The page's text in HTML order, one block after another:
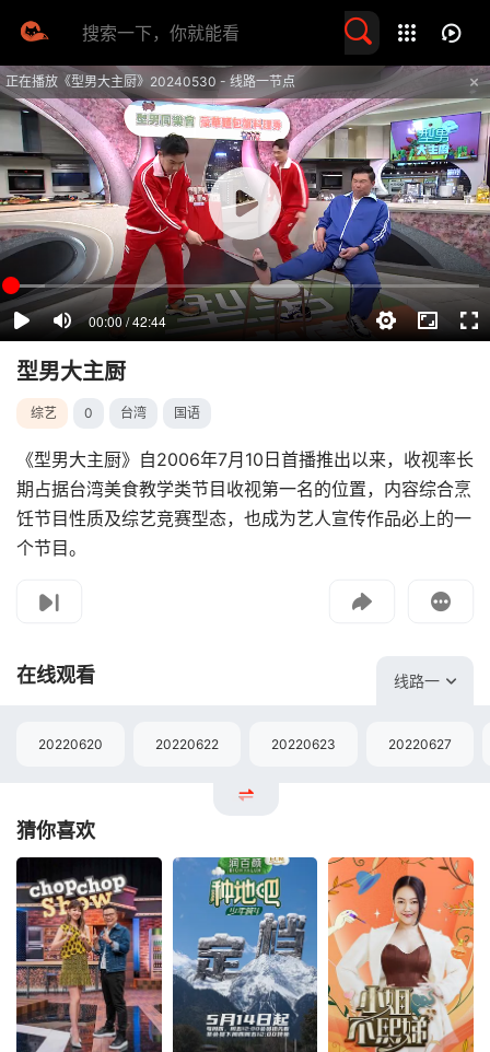
正在播放《型男大主厨》20240530 - 线路一节点
提醒 不要轻易相信视频中的任何广告，谨防上当受骗
技巧 如遇视频无法播放或加载速度慢，可尝试切换播放线路
型男大主厨
综艺 0 台湾 国语
《型男大主厨》自2006年7月10日首播推出以来，收视率长
期占据台湾美食教学类节目收视第一名的位置，内容综合烹
饪节目性质及综艺竞赛型态，也成为艺人宣传作品必上的一
个节目。
如遇无法播放请提交给我们
在线观看 线路一
20220620 20220622 20220623 20220627
猜你喜欢